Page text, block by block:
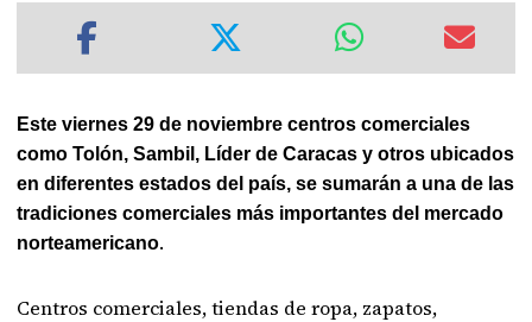
Esteviernes 29 de noviembre centros comerciales
como Tolón, Sambil, Líder de Caracas y otros ubicados
en diferentes estados del país, se sumarán a una de las
tradiciones comerciales más importantes del mercado
norteamericano.
Centros comerciales, tiendas de ropa, zapatos,